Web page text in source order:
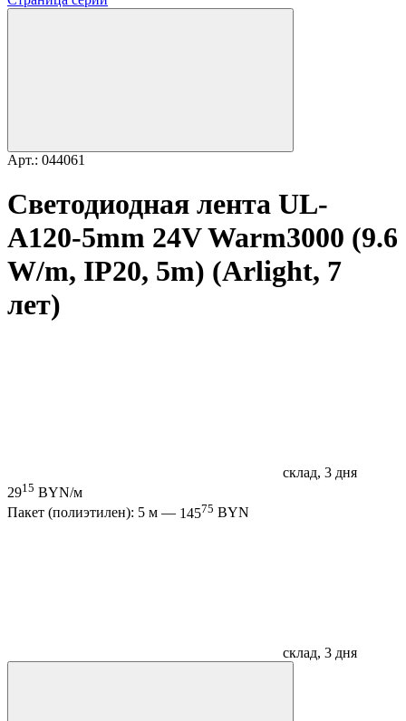
Арт.: 044061
Светодиодная лента UL-
A120-5mm 24V Warm3000 (9.6
W/m, IP20, 5m) (Arlight, 7
лет)
склад, 3 дня
2915 BYN/м
Пакет (полиэтилен): 5 м — 14575 BYN
склад, 3 дня